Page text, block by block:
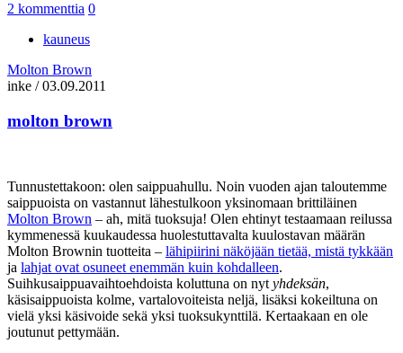
2 kommenttia 0
kauneus
Molton Brown
inke /03.09.2011
molton brown
Tunnustettakoon: olen saippuahullu. Noin vuoden ajan taloutemme
saippuoista on vastannut lähestulkoon yksinomaan brittiläinen
Molton Brown – ah, mitä tuoksuja! Olen ehtinyt testaamaan reilussa
kymmenessä kuukaudessa huolestuttavalta kuulostavan määrän
Molton Brownin tuotteita – lähipiirini näköjään tietää, mistä tykkään
ja lahjat ovat osuneet enemmän kuin kohdalleen.
Suihkusaippuavaihtoehdoista koluttuna on nyt yhdeksän,
käsisaippuoista kolme, vartalovoiteista neljä, lisäksi kokeiltuna on
vielä yksi käsivoide sekä yksi tuoksukynttilä. Kertaakaan en ole
joutunut pettymään.